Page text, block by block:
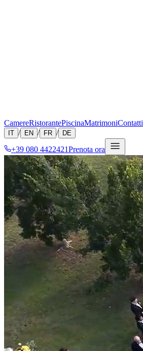
CamereRistorantePiscinaMatrimoniContatti
IT / EN / FR / DE
+39 080 4422421Prenota ora